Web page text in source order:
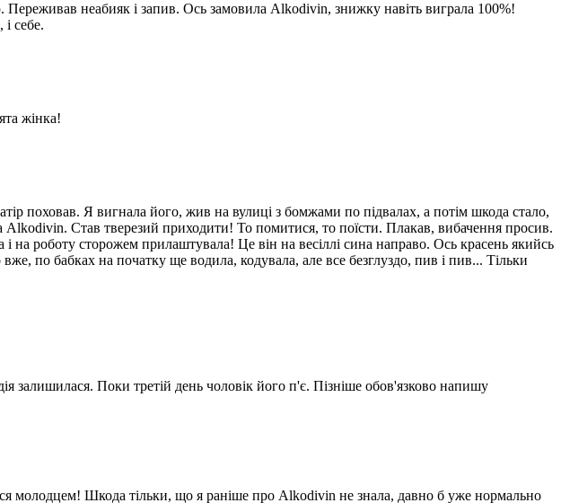
Переживав неабияк і запив. Ось замовила Alkodivin, знижку навіть виграла 100%!
себе.
жінка!
поховав. Я вигнала його, жив на вулиці з бомжами по підвалах, а потім шкода стало,
Став тверезий приходити! То помитися, то поїсти. Плакав, вибачення просив.
на роботу сторожем прилаштувала! Це він на весіллі сина направо. Ось красень якийсь
по бабках на початку ще водила, кодувала, але все безглуздо, пив і пив... Тільки
залишилася. Поки третій день чоловік його п'є. Пізніше обов'язково напишу
молодцем! Шкода тільки, що я раніше про Alkodivin не знала, давно б уже нормально